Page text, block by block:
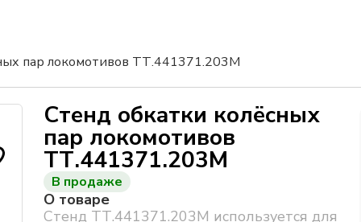
пар локомотивов ТТ.441371.203М
Стенд обкатки колёсных
пар локомотивов
ТТ.441371.203М
В продаже
О товаре
Стенд ТТ.441371.203М используется для